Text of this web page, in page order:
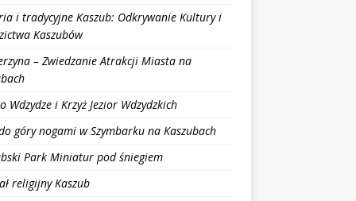
i tradycyjne Kaszub: Odkrywanie Kultury i
Kaszubów
– Zwiedzanie Atrakcji Miasta na
Wdzydze i Krzyż Jezior Wdzydzkich
góry nogami w Szymbarku na Kaszubach
Park Miniatur pod śniegiem
religijny Kaszub